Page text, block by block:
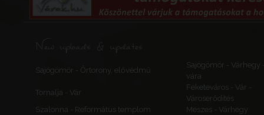
New uploads & updates
Sajógömör - Őrtorony, elővédmű
Sajógömör - Várhegy
vára
Tornalja - Vár
Feketeváros - Vár -
Városerődítés
Szalonna - Református templom
Meszes - Várhegy